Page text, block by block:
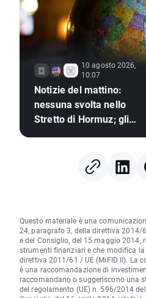
10 agosto 2026,
10:07
Notizie del mattino:
nessuna svolta nello
Stretto di Hormuz; gli
Questo materiale è una
24, paragrafo 3, della direttiva 2014/
e del Consiglio, del 15 maggio 2014,
strumenti finanziari e che modifica
direttiva 2011/61 / UE (MiFID II). La
è una raccomandazione di
raccomandano o suggeriscono una
del regolamento (UE) n. 596/2014